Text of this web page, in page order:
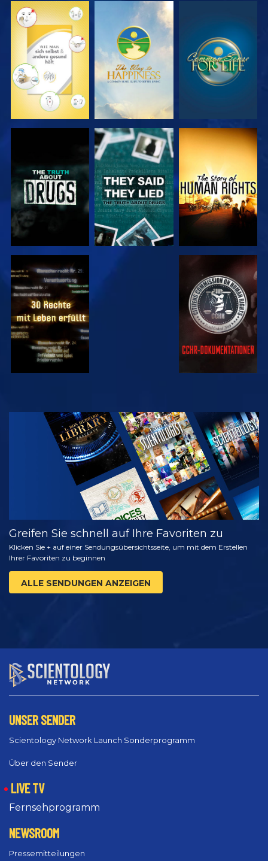
ANSEHEN ANSEHEN ANSEHEN
ANSEHEN ANSEHEN
ANSEHEN ANSEHEN
ANSEHEN
SERIE
ENTDECKEN
Greifen Sie schnell auf Ihre Favoriten zu
Klicken Sie + auf einer Sendungsübersichtsseite, um mit dem Erstellen
Ihrer Favoriten zu beginnen
ALLE SENDUNGEN ANZEIGEN
UNSER SENDER
Scientology Network Launch Sonderprogramm
Über den Sender
LIVE TV
Fernsehprogramm
NEWSROOM
Pressemitteilungen